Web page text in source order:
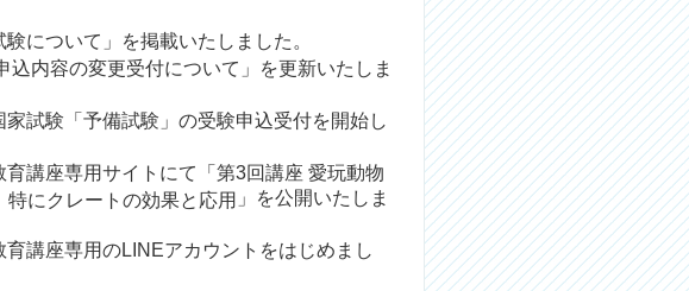
験について 」
を掲載いたしました。
込内容の変更受付について 」を更新いたしま
試験「予備試験」の受験申込受付を開始し
講座専用サイトにて「 第3回講座 愛玩動物
にクレートの効果と応用 」を公開いたしま
講座専用のLINEアカウント をはじめまし